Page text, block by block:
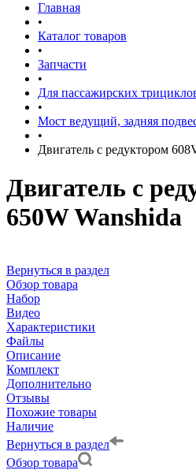
Главная
•
Каталог товаров
•
Запчасти
•
Для пассажирских
•
Мост ведущий, задняя
•
Двигатель с редуктором
Двигатель с
650W Wanshida
Вернуться в раздел
Обзор товара
Набор
Видео
Характеристики
Файлы
Описание
Комплект
Дополнительно
Отзывы
Похожие товары
Наличие
Вернуться в раздел
Обзор товара